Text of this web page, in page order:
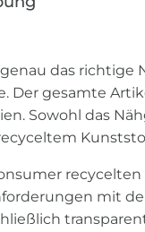
das richtige
Der gesamte
Sowohl das
recycelten
mit